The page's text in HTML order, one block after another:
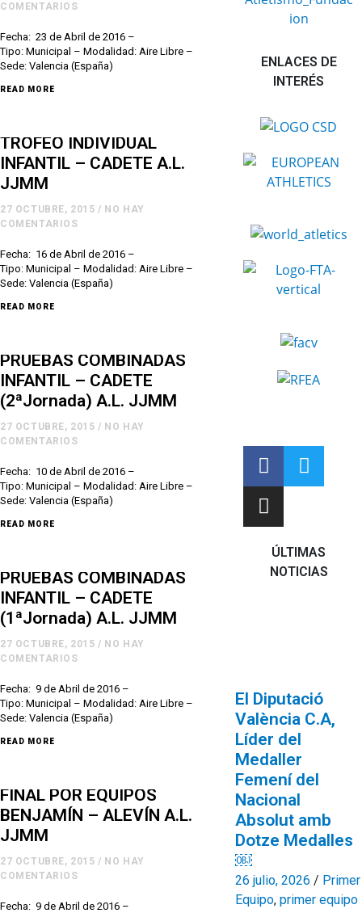
COMENTARIOS
Fecha: 23 de Abril de 2016 –
Tipo: Municipal – Modalidad: Aire Libre –
Sede: Valencia (España)
READ MORE
TROFEO INDIVIDUAL
INFANTIL – CADETE A.L.
JJMM
27 OCTUBRE, 2015 / NO HAY
COMENTARIOS
Fecha: 16 de Abril de 2016 –
Tipo: Municipal – Modalidad: Aire Libre –
Sede: Valencia (España)
READ MORE
PRUEBAS COMBINADAS
INFANTIL – CADETE
(2ªJornada) A.L. JJMM
27 OCTUBRE, 2015 / NO HAY
COMENTARIOS
Fecha: 10 de Abril de 2016 –
Tipo: Municipal – Modalidad: Aire Libre –
Sede: Valencia (España)
READ MORE
PRUEBAS COMBINADAS
INFANTIL – CADETE
(1ªJornada) A.L. JJMM
27 OCTUBRE, 2015 / NO HAY
COMENTARIOS
Fecha: 9 de Abril de 2016 –
Tipo: Municipal – Modalidad: Aire Libre –
Sede: Valencia (España)
READ MORE
FINAL POR EQUIPOS
BENJAMÍN – ALEVÍN A.L.
JJMM
27 OCTUBRE, 2015 / NO HAY
COMENTARIOS
Fecha: 9 de Abril de 2016 –
ENLACES DE
INTERÉS
ÚLTIMAS
NOTICIAS
El Diputació
València C.A,
Líder del
Medaller
Femení del
Nacional
Absolut amb
Dotze Medalles
￼
26 julio, 2026 / Primer
Equipo,primer equipo